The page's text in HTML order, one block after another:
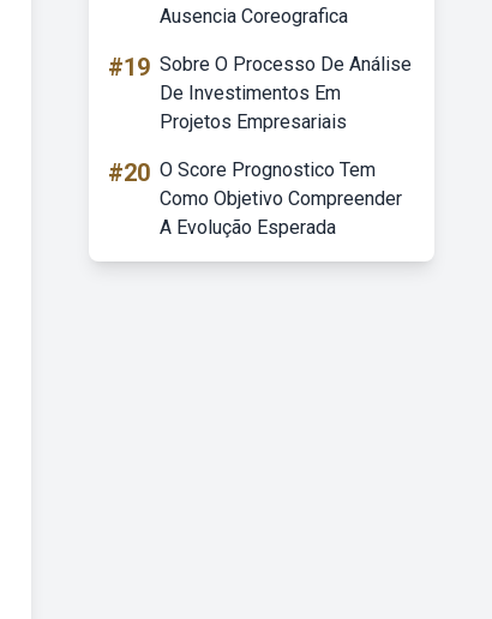
Ausencia Coreografica
#19 Sobre O Processo De Análise
De Investimentos Em
Projetos Empresariais
#20 O Score Prognostico Tem
Como Objetivo Compreender
A Evolução Esperada